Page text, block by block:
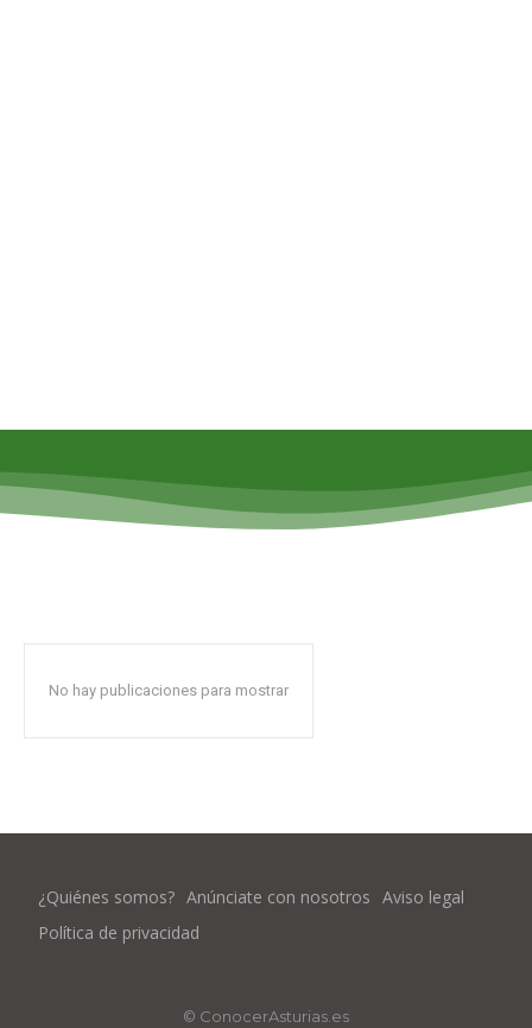
No hay publicaciones para mostrar
¿Quiénes somos? Anúnciate con nosotros Aviso legal
Política de privacidad
© ConocerAsturias.es